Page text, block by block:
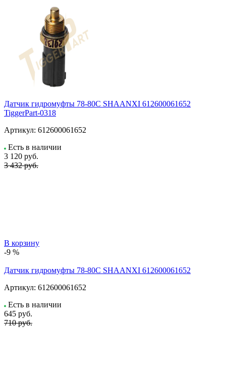
Датчик гидромуфты 78-80C SHAANXI 612600061652
TiggerPart-0318
Артикул: 612600061652
Есть в наличии
3 120 руб.
3 432 руб.
В корзину
-9 %
Датчик гидромуфты 78-80C SHAANXI 612600061652
Артикул: 612600061652
Есть в наличии
645 руб.
710 руб.